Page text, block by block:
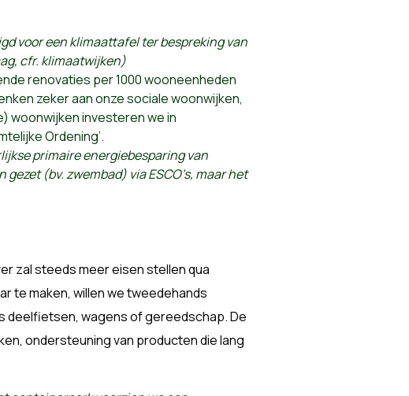
voor een klimaattafel ter bespreking van
cfr. klimaatwijken)
renovaties per 1000 wooneenheden
zeker aan onze sociale woonwijken,
woonwijken investeren we in
Ordening’.
primaire energiebesparing van
(bv. zwembad) via ESCO’s, maar het
zal steeds meer eisen stellen qua
te maken, willen we tweedehands
deelfietsen, wagens of gereedschap. De
ondersteuning van producten die lang